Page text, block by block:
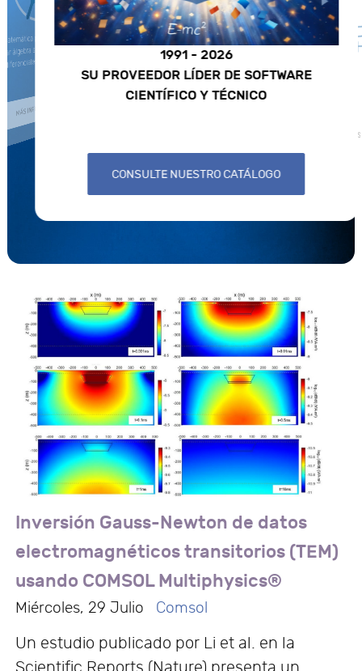
para el cálculo analítico que
simbólica, cálculo numérico,
gráficos y animaciones.
MÁS INFORMACIÓN
1991 - 2026
SU PROVEEDOR LÍDER DE SOFTWARE
CIENTÍFICO Y TÉCNICO
CONSULTE NUESTRO CATÁLOGO
Herramienta de
Inversión Gauss-Newton de datos
electromagnéticos transitorios (TEM)
usando COMSOL Multiphysics®
Miércoles, 29 Julio Comsol
Un estudio publicado por Li et al. en la